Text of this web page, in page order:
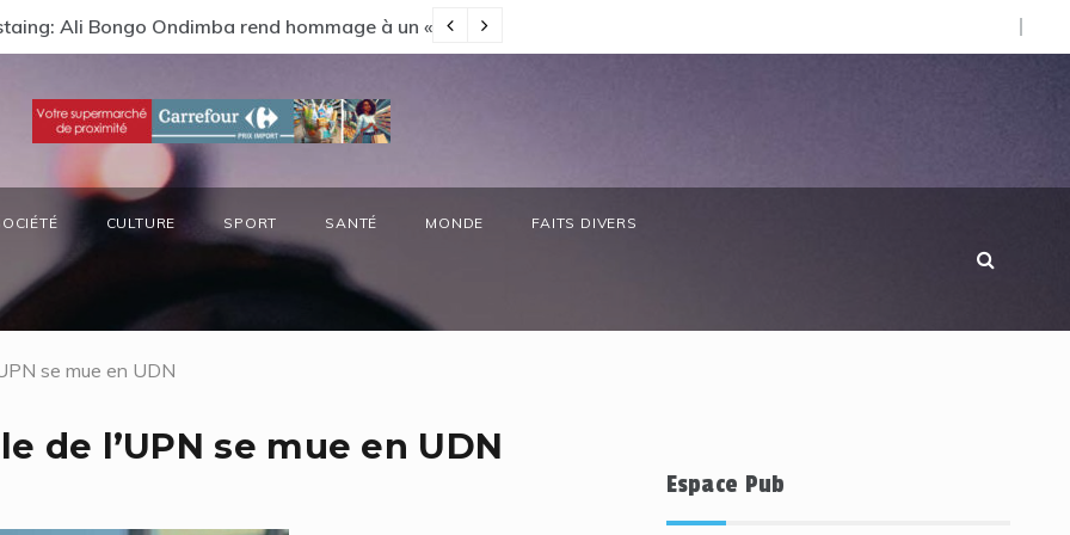
la réunion annuelle du Comité National Ozone (CNO).
CULTURE SPORT SANTÉ MONDE FAITS DIVERS
se mue en UDN
de l’UPN se mue en UDN
Espace Pub